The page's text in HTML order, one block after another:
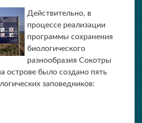
Действительно, в
процессе реализации
программы сохранения
биологического
разнообразия Сокотры
острове было создано пять
заповедников: